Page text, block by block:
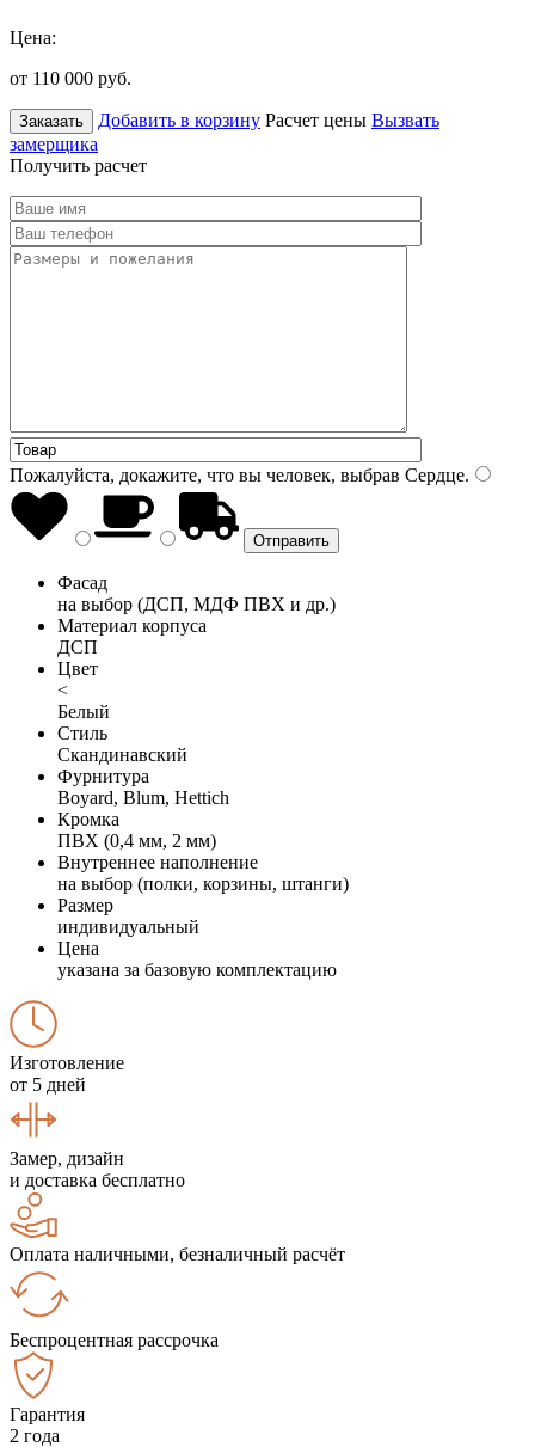
Цена:
от 110 000 руб.
Заказать Добавить в корзину Расчет цены Вызвать
замерщика
Получить расчет
Пожалуйста, докажите, что вы человек, выбрав Сердце.
Фасад
на выбор (ДСП, МДФ ПВХ и др.)
Материал корпуса
ДСП
Цвет
<
Белый
Стиль
Скандинавский
Фурнитура
Boyard, Blum, Hettich
Кромка
ПВХ (0,4 мм, 2 мм)
Внутреннее наполнение
на выбор (полки, корзины, штанги)
Размер
индивидуальный
Цена
указана за базовую комплектацию
Изготовление
от 5 дней
Замер, дизайн
и доставка бесплатно
Оплата наличными, безналичный расчёт
Беспроцентная рассрочка
Гарантия
2 года